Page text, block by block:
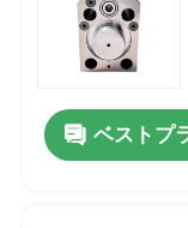
ベストプ